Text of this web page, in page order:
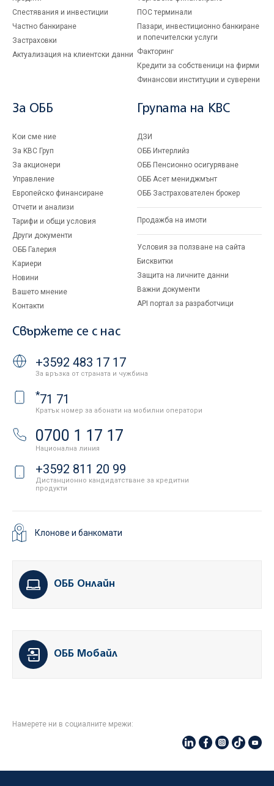
Спестявания и инвестиции
Частно банкиране
Застраховки
Актуализация на клиентски данни
ПОС терминали
Пазари, инвестиционно банкиране
и попечителски услуги
Факторинг
Кредити за собственици на фирми
Финансови институции и суверени
За ОББ
Кои сме ние
За KBC Груп
За акционери
Управление
Европейско финансиране
Отчети и анализи
Тарифи и общи условия
Други документи
ОББ Галерия
Кариери
Новини
Вашето мнение
Контакти
Групата на KBC
ДЗИ
ОББ Интерлийз
ОББ Пенсионно осигуряване
ОББ Асет мениджмънт
ОББ Застрахователен брокер
Продажба на имоти
Условия за ползване на сайта
Бисквитки
Защита на личните данни
Важни документи
API портал за разработчици
Свържете се с нас
+3592 483 17 17
За връзка от страната и чужбина
*71 71
Кратък номер за абонати на мобилни оператори
0700 1 17 17
Национална линия
+3592 811 20 99
Дистанционно кандидатстване за кредитни
продукти
Клонове и банкомати
ОББ Онлайн
ОББ Мобайл
Намерете ни в социалните мрежи: